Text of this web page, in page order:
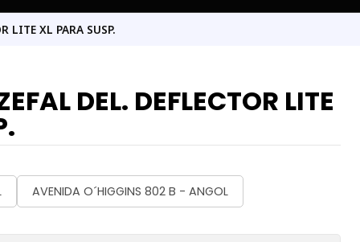
LITE XL PARA SUSP.
DEL. DEFLECTOR LITE
AVENIDA O´HIGGINS 802 B - ANGOL